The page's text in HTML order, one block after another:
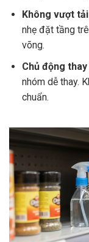
Không vượt
nhẹ đặt tầng
võng.
Chủ động
nhóm dễ thay.
chuẩn.